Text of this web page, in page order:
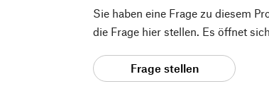
Sie haben eine Frage zu diesem
die Frage hier stellen. Es öffnet
Frage stellen